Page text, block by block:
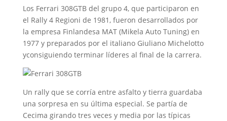
Los Ferrari 308GTB del grupo 4, que participaron en
el Rally 4 Regioni de 1981, fueron desarrollados por
la empresa Finlandesa MAT (Mikela Auto Tuning) en
1977 y preparados por el italiano Giuliano Michelotto
yconsiguiendo terminar líderes al final de la carrera.
Un rally que se corría entre asfalto y tierra guardaba
una sorpresa en su última especial. Se partía de
Cecima girando tres veces y media por las típicas